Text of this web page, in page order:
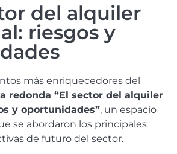
del alquiler
riesgos y
más enriquecedores del
redonda “El sector del alquiler
y oportunidades”, un espacio
se abordaron los principales
de futuro del sector.